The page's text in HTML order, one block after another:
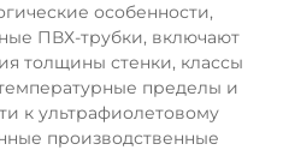
особенности,
ПВХ-трубки, включают
толщины стенки, классы
пределы и
к ультрафиолетовому
производственные